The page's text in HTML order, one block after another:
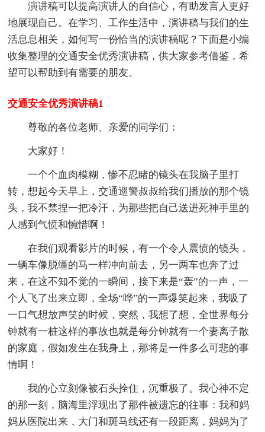
演讲稿可以提高演讲人的自信心，有助发言人更好
地展现自己。在学习、工作生活中，演讲稿与我们的生
活息息相关，如何写一份恰当的演讲稿呢？下面是小编
收集整理的交通安全优秀演讲稿，供大家参考借鉴，希
望可以帮助到有需要的朋友。
交通安全优秀演讲稿1
尊敬的各位老师、亲爱的同学们：
大家好！
一个个血肉模糊，惨不忍睹的镜头在我脑子里打
转，想起今天早上，交通巡警叔叔给我们播放的那个镜
头，我不禁捏一把冷汗，为那些把自己送进死神手里的
人感到气愤和惋惜啊！
在我们观看影片的时候，有一个令人震愤的镜头，
一辆车像脱缰的马一样冲向前去，另一两车也奔了过
来，在这不知不觉的一瞬间，接下来是“轰”的一声，一
个人飞了出来立即，全场“哗”的一声爆笑起来，我吸了
一口气想放声笑的时候，突然，我想了想，全世界每分
钟就有一桩这样的事故也就是每分钟就有一个妻离子散
的家庭，假如发生在我身上，那将是一件多么可悲的事
情啊！
我的心立刻像被石头拴住，沉重极了。我心神不定
的那一刻，脑海里浮现出了那件被遗忘的往事：我和妈
妈从医院出来，大门和斑马线还有一段距离，妈妈为了